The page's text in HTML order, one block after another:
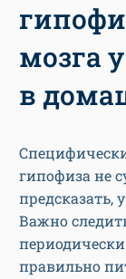
мозга
в
гипофиза не
предсказать,
Важно
правильно